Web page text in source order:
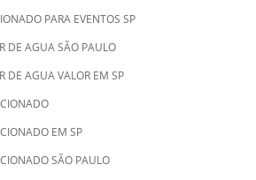
PARA EVENTOS SP
DE AGUA SÃO PAULO
DE AGUA VALOR EM SP
EM SP
SÃO PAULO